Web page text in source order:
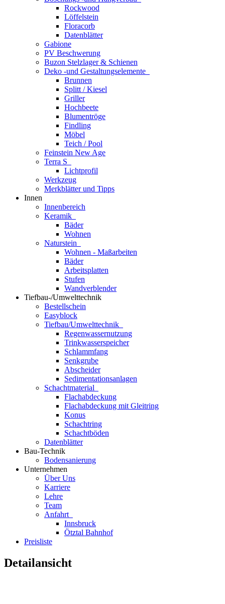
Rockwood
Löffelstein
Floracorb
Datenblätter
Gabione
PV Beschwerung
Buzon Stelzlager & Schienen
Deko -und Gestaltungselemente
Brunnen
Splitt / Kiesel
Griller
Hochbeete
Blumentröge
Findling
Möbel
Teich / Pool
Feinstein New Age
Terra S
Lichtprofil
Werkzeug
Merkblätter und Tipps
Innen
Innenbereich
Keramik
Bäder
Wohnen
Naturstein
Wohnen - Maßarbeiten
Bäder
Arbeitsplatten
Stufen
Wandverblender
Tiefbau-/Umwelttechnik
Bestellschein
Easyblock
Tiefbau/Umwelttechnik
Regenwassernutzung
Trinkwasserspeicher
Schlammfang
Senkgrube
Abscheider
Sedimentationsanlagen
Schachtmaterial
Flachabdeckung
Flachabdeckung mit Gleitring
Konus
Schachtring
Schachtböden
Datenblätter
Bau-Technik
Bodensanierung
Unternehmen
Über Uns
Karriere
Lehre
Team
Anfahrt
Innsbruck
Ötztal Bahnhof
Preisliste
Detailansicht